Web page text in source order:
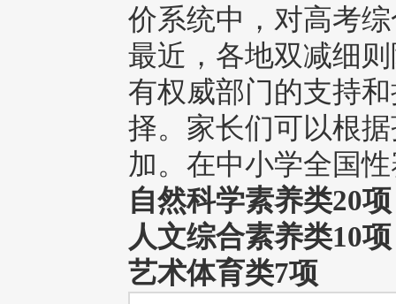
价系统中，对高考
最近，各地双减细
有权威部门的支持
择。家长们可以根
加。在中小学全国
自然科学素养类20项
人文综合素养类10项
艺术体育类7项